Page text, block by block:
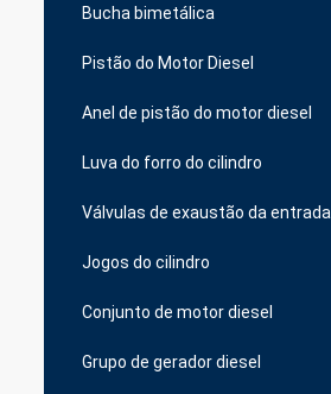
Bucha bimetálica
Pistão do Motor Diesel
Anel de pistão do motor diesel
Luva do forro do cilindro
Válvulas de exaustão da entrada
Jogos do cilindro
Conjunto de motor diesel
Grupo de gerador diesel